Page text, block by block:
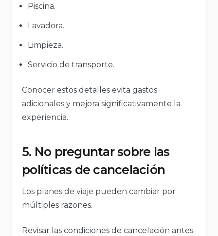
Piscina.
Lavadora.
Limpieza.
Servicio de transporte.
Conocer estos detalles evita gastos
adicionales y mejora significativamente la
experiencia.
5. No preguntar sobre las
políticas de cancelación
Los planes de viaje pueden cambiar por
múltiples razones.
Revisar las condiciones de cancelación antes